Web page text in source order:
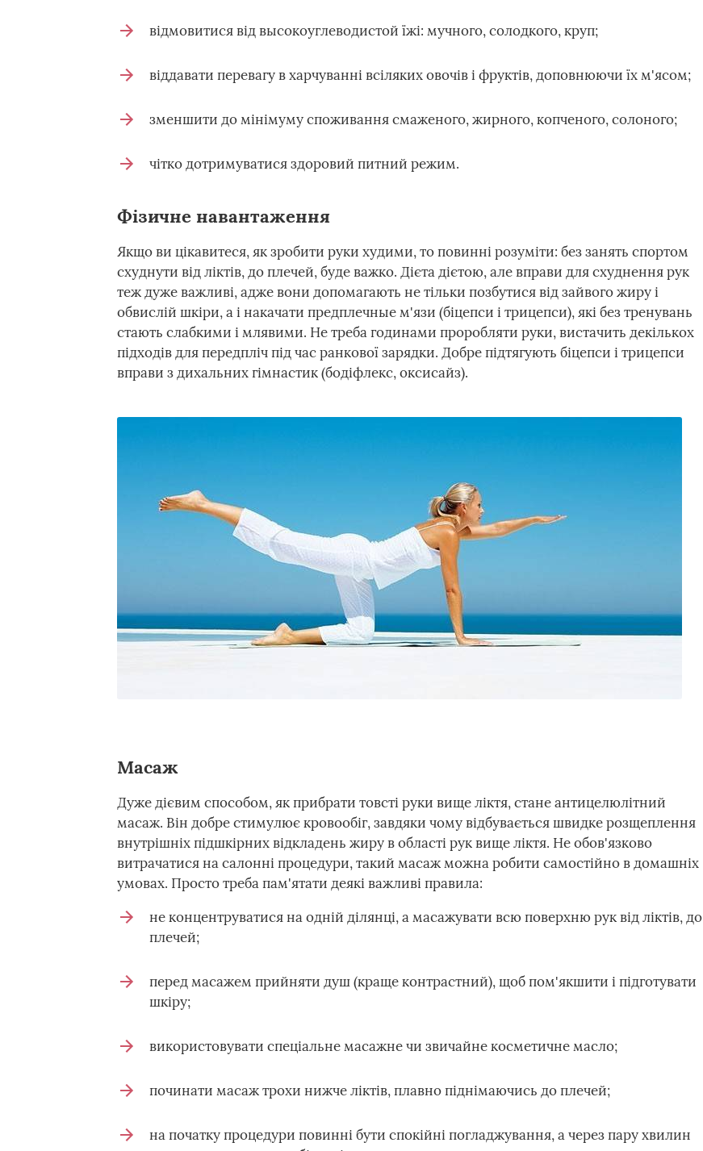
відмовитися від высокоуглеводистой їжі: мучного, солодкого, круп;
віддавати перевагу в харчуванні всіляких овочів і фруктів, доповнюючи їх м'ясом;
зменшити до мінімуму споживання смаженого, жирного, копченого, солоного;
чітко дотримуватися здоровий питний режим.
Фізичне навантаження
Якщо ви цікавитеся, як зробити руки худими, то повинні розуміти: без занять спортом
схуднути від ліктів, до плечей, буде важко. Дієта дієтою, але вправи для схуднення рук
теж дуже важливі, адже вони допомагають не тільки позбутися від зайвого жиру і
обвислій шкіри, а і накачати предплечные м'язи (біцепси і трицепси), які без тренувань
стають слабкими і млявими. Не треба годинами проробляти руки, вистачить декількох
підходів для передпліч під час ранкової зарядки. Добре підтягують біцепси і трицепси
вправи з дихальних гімнастик (бодіфлекс, оксисайз).
Масаж
Дуже дієвим способом, як прибрати товсті руки вище ліктя, стане антицелюлітний
масаж. Він добре стимулює кровообіг, завдяки чому відбувається швидке розщеплення
внутрішніх підшкірних відкладень жиру в області рук вище ліктя. Не обов'язково
витрачатися на салонні процедури, такий масаж можна робити самостійно в домашніх
умовах. Просто треба пам'ятати деякі важливі правила:
не концентруватися на одній ділянці, а масажувати всю поверхню рук від ліктів, до
плечей;
перед масажем прийняти душ (краще контрастний), щоб пом'якшити і підготувати
шкіру;
використовувати спеціальне масажне чи звичайне косметичне масло;
починати масаж трохи нижче ліктів, плавно піднімаючись до плечей;
на початку процедури повинні бути спокійні погладжування, а через пару хвилин